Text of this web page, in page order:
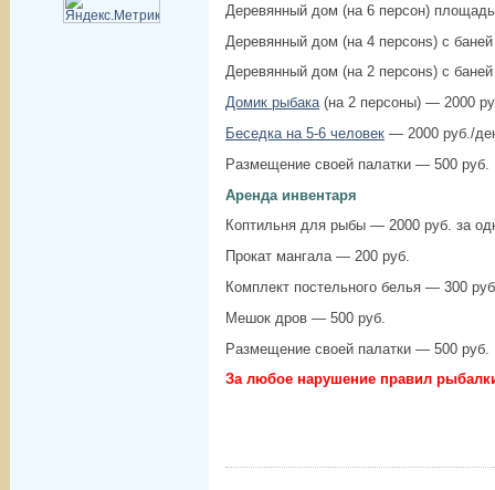
Деревянный дом (на 6 персон)
Деревянный дом (на 4 персонs) с
Деревянный дом (на 2 персонs) с
Домик рыбака(на 2 персоны) — 2000
Беседка на 5-6 человек — 2000 руб./
Размещение своей палатки — 500 руб.
Аренда инвентаря
Коптильня для рыбы — 2000 руб. за
Прокат мангала — 200 руб.
Комплект постельного белья — 300
Мешок дров — 500 руб.
Размещение своей палатки — 500 руб.
За любое нарушение правил